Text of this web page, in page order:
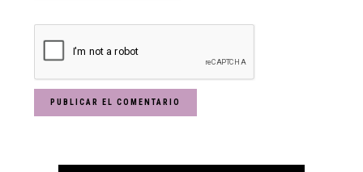
Primary